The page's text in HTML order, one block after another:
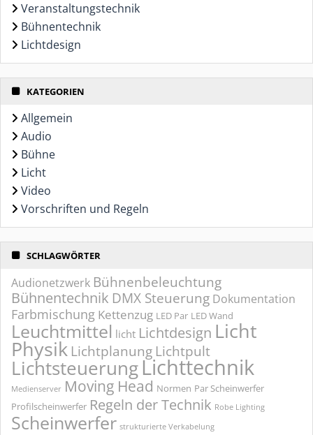
Veranstaltungstechnik
Bühnentechnik
Lichtdesign
KATEGORIEN
Allgemein
Audio
Bühne
Licht
Video
Vorschriften und Regeln
SCHLAGWÖRTER
Audionetzwerk Bühnenbeleuchtung
Bühnentechnik DMX Steuerung Dokumentation
Farbmischung Kettenzug LED Par LED Wand
Leuchtmittel licht Lichtdesign Licht
Physik Lichtplanung Lichtpult
LichtsteuerungLichttechnik
Medienserver Moving Head Normen Par Scheinwerfer
Profilscheinwerfer Regeln der Technik Robe Lighting
Scheinwerfer strukturierte Verkabelung